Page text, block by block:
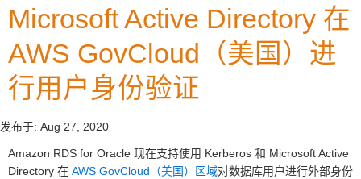
Microsoft Active Directory 在
AWS GovCloud（美国）进
行用户身份验证
发布于: Aug 27, 2020
Amazon RDS for Oracle 现在支持使用 Kerberos 和 Microsoft Active
Directory 在 AWS GovCloud（美国）区域对数据库用户进行外部身份